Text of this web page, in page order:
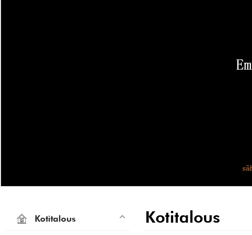
Kotitalous
Kotitalous